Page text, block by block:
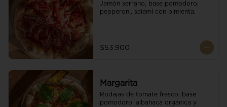
Jamón serrano, base pomodoro,
pepperoni, salami con pimienta.
$53.900
Margarita
Rodajas de tomate fresco, base
pomodoro, albahaca orgánica y